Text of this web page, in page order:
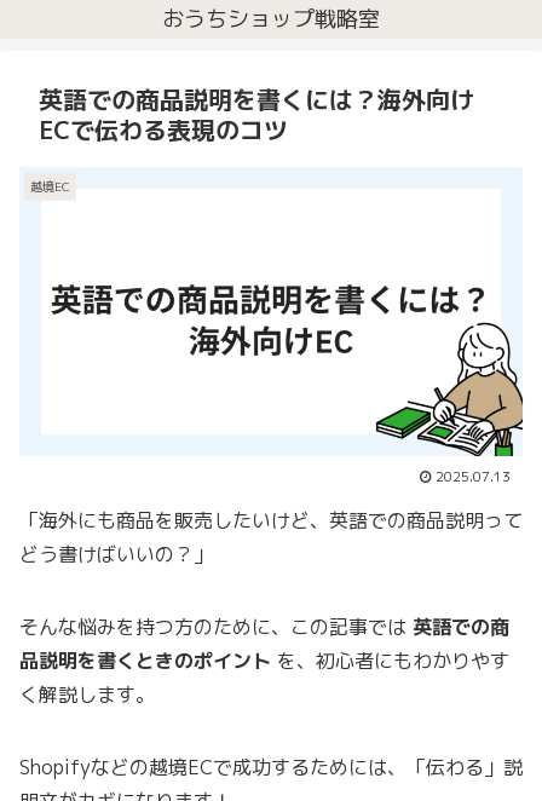
おうちショップ戦略室
英語での商品説明を書くには？海外向け
ECで伝わる表現のコツ
越境EC
2025.07.13
「海外にも商品を販売したいけど、英語での商品説明って
どう書けばいいの？」
そんな悩みを持つ方のために、この記事では 英語での商
品説明を書くときのポイント を、初心者にもわかりやす
く解説します。
Shopifyなどの越境ECで成功するためには、「伝わる」説